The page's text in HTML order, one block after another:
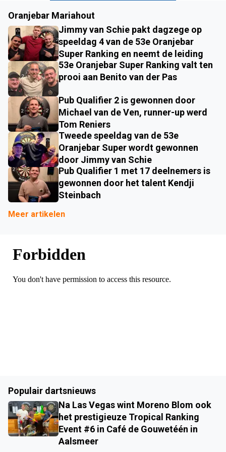
Oranjebar Mariahout
Jimmy van Schie pakt dagzege op
speeldag 4 van de 53e Oranjebar
Super Ranking en neemt de leiding
53e Oranjebar Super Ranking valt ten
prooi aan Benito van der Pas
Pub Qualifier 2 is gewonnen door
Michael van de Ven, runner-up werd
Tom Reniers
Tweede speeldag van de 53e
Oranjebar Super wordt gewonnen
door Jimmy van Schie
Pub Qualifier 1 met 17 deelnemers is
gewonnen door het talent Kendji
Steinbach
Meer artikelen
Populair dartsnieuws
Na Las Vegas wint Moreno Blom ook
het prestigieuze Tropical Ranking
Event #6 in Café de Gouwetéén in
Aalsmeer